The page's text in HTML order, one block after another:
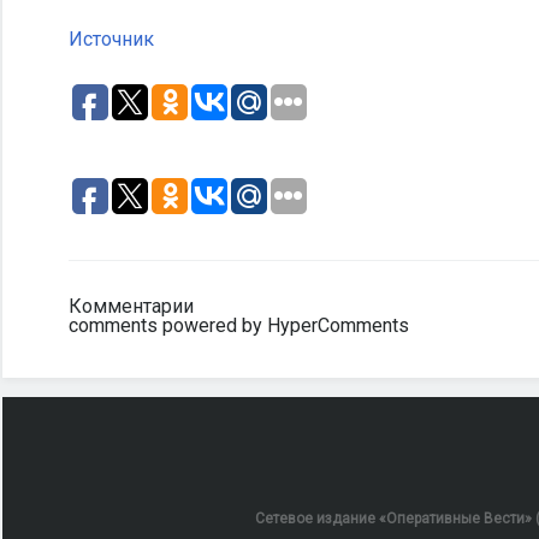
Источник
Комментарии
comments powered by HyperComments
Сетевое издание «Оперативные Вести»